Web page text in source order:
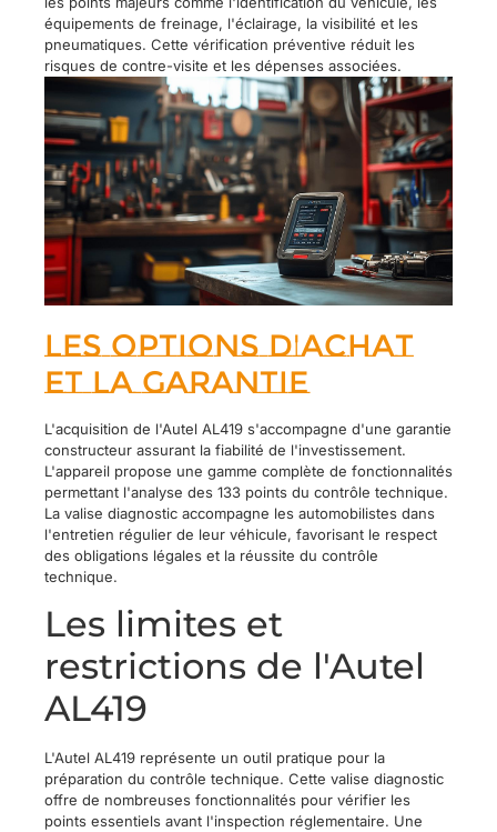
équipements de freinage, l'éclairage, la visibilité et les
pneumatiques. Cette vérification préventive réduit les
risques de contre-visite et les dépenses associées.
Les options d'achat
et la garantie
L'acquisition de l'Autel AL419 s'accompagne d'une garantie
constructeur assurant la fiabilité de l'investissement.
L'appareil propose une gamme complète de fonctionnalités
permettant l'analyse des 133 points du contrôle technique.
La valise diagnostic accompagne les automobilistes dans
l'entretien régulier de leur véhicule, favorisant le respect
des obligations légales et la réussite du contrôle
technique.
Les limites et
restrictions de l'Autel
AL419
L'Autel AL419 représente un outil pratique pour la
préparation du contrôle technique. Cette valise diagnostic
offre de nombreuses fonctionnalités pour vérifier les
points essentiels avant l'inspection réglementaire. Une